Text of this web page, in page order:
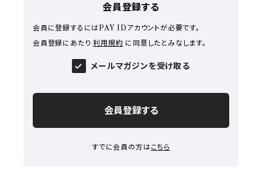
会員登録する
会員に登録するにはPAY IDアカウントが必要です。
会員登録にあたり利用規約 に同意したとみなします。
メールマガジンを受け取る
会員登録する
すでに会員の方はこちら